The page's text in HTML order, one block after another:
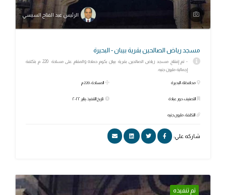
الرئيس عبد الفتاح السيسي
مسجد رياض الصالحين بقرية بيبان - البحيرة
- تم إفتتاح مسجد رياض الصالحين بقرية بيبان بكوم حماده والمقام على مساحة 220 م بتكلفة
إجمالية مليون جنيه.
محافظة: البحيرة
التصنيف: دور عبادة
التكلفة: مليون جنيه
المساحة: 220 م
تاريخ التنفيذ: يناير ٢٠٢٢
شاركه علي:
تم تنفيذه